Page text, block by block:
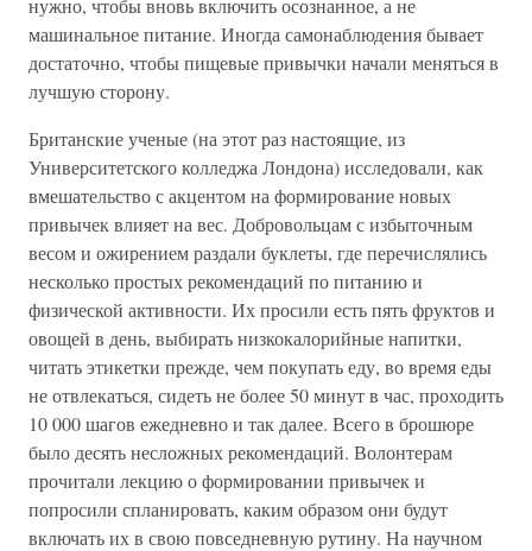
нужно, чтобы вновь включить осознанное, а не
машинальное питание. Иногда самонаблюдения бывает
достаточно, чтобы пищевые привычки начали меняться в
лучшую сторону.
Британские ученые (на этот раз настоящие, из
Университетского колледжа Лондона) исследовали, как
вмешательство с акцентом на формирование новых
привычек влияет на вес. Добровольцам с избыточным
весом и ожирением раздали буклеты, где перечислялись
несколько простых рекомендаций по питанию и
физической активности. Их просили есть пять фруктов и
овощей в день, выбирать низкокалорийные напитки,
читать этикетки прежде, чем покупать еду, во время еды
не отвлекаться, сидеть не более 50 минут в час, проходить
10 000 шагов ежедневно и так далее. Всего в брошюре
было десять несложных рекомендаций. Волонтерам
прочитали лекцию о формировании привычек и
попросили спланировать, каким образом они будут
включать их в свою повседневную рутину. На научном